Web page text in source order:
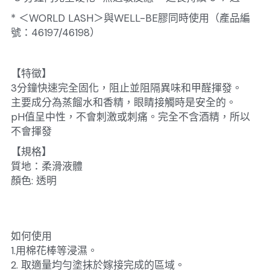
* ＜WORLD LASH＞與WELL-BE膠同時使用（產品編
號：46197/46198）
【特徵】
3分鐘快速完全固化，阻止並阻隔異味和甲醛揮發。
主要成分為蒸餾水和香精，眼睛接觸時是安全的。
pH值呈中性，不會刺激或刺痛。完全不含酒精，所以
不會揮發
【規格】
質地：柔滑液體
顏色: 透明
如何使用
1.用棉花棒等浸濕。
2. 取適量均勻塗抹於嫁接完成的區域。